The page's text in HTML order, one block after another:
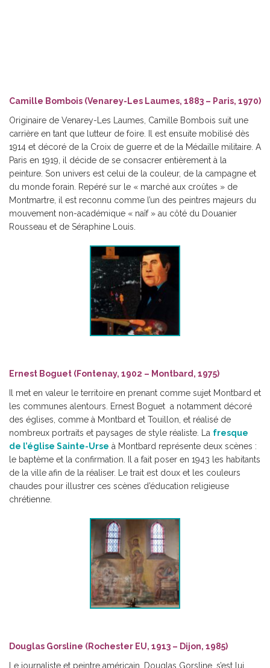
Camille Bombois (Venarey-Les Laumes, 1883 – Paris, 1970)
Originaire de Venarey-Les Laumes, Camille Bombois suit une
carrière en tant que lutteur de foire. Il est ensuite mobilisé dès
1914 et décoré de la Croix de guerre et de la Médaille militaire. A
Paris en 1919, il décide de se consacrer entièrement à la
peinture. Son univers est celui de la couleur, de la campagne et
du monde forain. Repéré sur le « marché aux croûtes » de
Montmartre, il est reconnu comme l’un des peintres majeurs du
mouvement non-académique « naîf » au côté du Douanier
Rousseau et de Séraphine Louis.
Ernest Boguet (Fontenay, 1902 – Montbard, 1975)
Il met en valeur le territoire en prenant comme sujet Montbard et
les communes alentours. Ernest Boguet a notamment décoré
des églises, comme à Montbard et Touillon, et réalisé de
nombreux portraits et paysages de style réaliste. La fresque
de l’église Sainte-Urse à Montbard représente deux scènes :
le baptème et la confirmation. Il a fait poser en 1943 les habitants
de la ville afin de la réaliser. Le trait est doux et les couleurs
chaudes pour illustrer ces scènes d’éducation religieuse
chrétienne.
Douglas Gorsline (Rochester EU, 1913 – Dijon, 1985)
Le journaliste et peintre américain, Douglas Gorsline, s’est lui